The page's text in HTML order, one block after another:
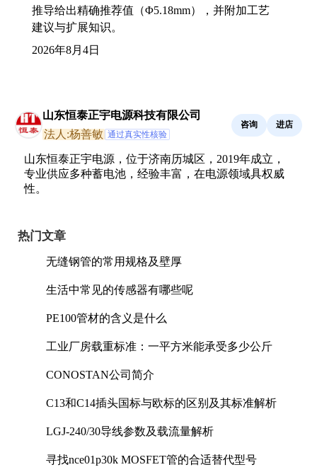
推导给出精确推荐值（Φ5.18mm），并附加工艺
建议与扩展知识。
2026年8月4日
山东恒泰正宇电源科技有限公司
法人:杨善敏 通过真实性核验
咨询 进店
山东恒泰正宇电源，位于济南历城区，2019年成立，
专业供应多种蓄电池，经验丰富，在电源领域具权威
性。
热门文章
无缝钢管的常用规格及壁厚
生活中常见的传感器有哪些呢
PE100管材的含义是什么
工业厂房载重标准：一平方米能承受多少公斤
CONOSTAN公司简介
C13和C14插头国标与欧标的区别及其标准解析
LGJ-240/30导线参数及载流量解析
寻找nce01p30k MOSFET管的合适替代型号